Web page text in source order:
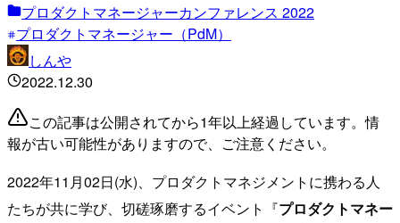
プロダクトマネージャーカンファレンス 2022
プロダクトマネージャー（PdM）
しんや
2022.12.30
この記事は公開されてから1年以上経過しています。情
報が古い可能性がありますので、ご注意ください。
2022年11月02日(水)、プロダクトマネジメントに携わる人
たちが共に学び、切磋琢磨するイベント『プロダクトマネー